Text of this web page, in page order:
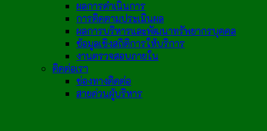
ผลการดำเนินการ
การติดตามประเมินผล
ผลการบริหารและพัฒนาทรัพยากรบุคคล
ข้อมูลเชิงสถิติการให้บริการ
งานตรวจสอบภายใน
ติดต่อเรา
ช่องทางติดต่อ
สายด่วนผู้บริหาร